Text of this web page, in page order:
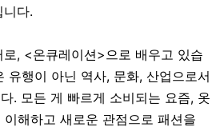
다.
, <온큐레이션>으로 배우고 있습
유행이 아닌 역사, 문화, 산업으로서
. 모든 게 빠르게 소비되는 요즘, 옷
해하고 새로운 관점으로 패션을